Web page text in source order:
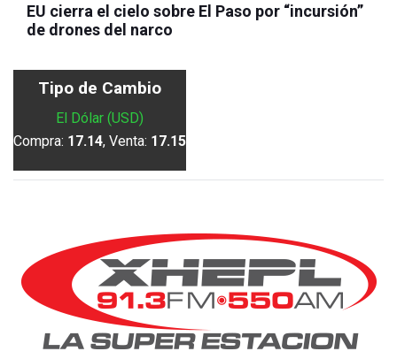
EU cierra el cielo sobre El Paso por “incursión”
de drones del narco
Tipo de Cambio
El Dólar (USD)
Compra: 17.14, Venta: 17.15